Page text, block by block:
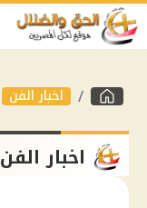
اخبار الفن
اخبار الفن